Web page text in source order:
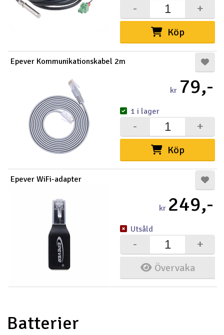
Köp
+
-
Epever Kommunikationskabel 2m
kr 79,-
Köp
+
-
1 i lager
Epever WiFi-adapter
kr 249,-
Övervaka
+
-
Utsåld
Batterier